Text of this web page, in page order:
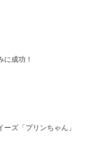
成功！
ズ「プリンちゃん」